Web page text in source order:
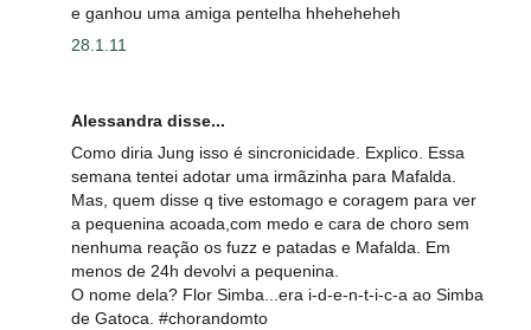
e ganhou uma amiga pentelha hheheheheh
28.1.11
Alessandra disse...
Como diria Jung isso é sincronicidade. Explico. Essa
semana tentei adotar uma irmãzinha para Mafalda.
Mas, quem disse q tive estomago e coragem para ver
a pequenina acoada,com medo e cara de choro sem
nenhuma reação os fuzz e patadas e Mafalda. Em
menos de 24h devolvi a pequenina.
O nome dela? Flor Simba...era i-d-e-n-t-i-c-a ao Simba
de Gatoca. #chorandomto